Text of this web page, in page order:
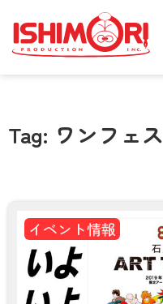
Tag: ワンフェス
イベント情報